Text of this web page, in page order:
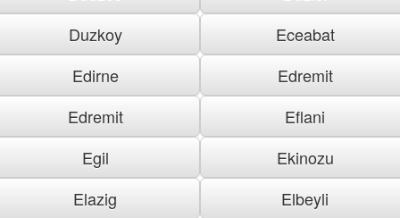
Duzkoy
Eceabat
Edirne
Edremit
Edremit
Eflani
Egil
Ekinozu
Elazig
Elbeyli